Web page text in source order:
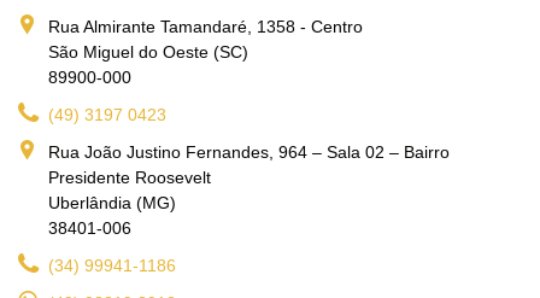
Rua Almirante Tamandaré, 1358 - Centro
São Miguel do Oeste (SC)
89900-000
(49) 3197 0423
Rua João Justino Fernandes, 964 – Sala 02 – Bairro
Presidente Roosevelt
Uberlândia (MG)
38401-006
(34) 99941-1186